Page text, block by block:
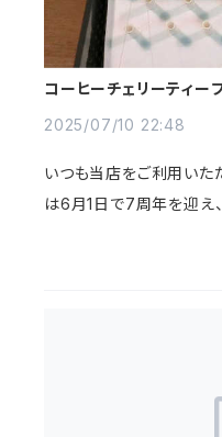
コーヒーチェリーティー
2025/07/10 22:48
いつも当店をご利用いた
は6月1日で7周年を迎え